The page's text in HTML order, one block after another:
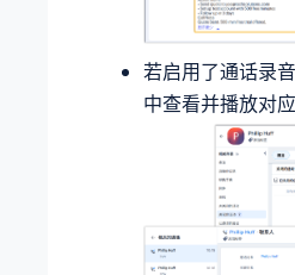
若启用了通话录
中查看并播放对